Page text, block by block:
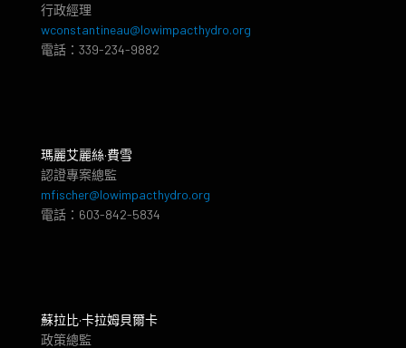
行政經理
wconstantineau@lowimpacthydro.org
電話：339-234-9882
瑪麗艾麗絲·費雪
認證專案總監
mfischer@lowimpacthydro.org
電話：603-842-5834
蘇拉比·卡拉姆貝爾卡
政策總監